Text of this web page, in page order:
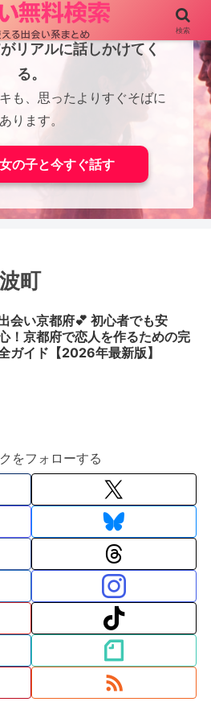
リアルに話しかけてく
る。
も、思ったよりすぐそばに
あります。
の子と今すぐ話す
町
会い京都府💕 初心者でも安
！京都府で恋人を作るための完
ガイド【2026年最新版】
をフォローする
検索